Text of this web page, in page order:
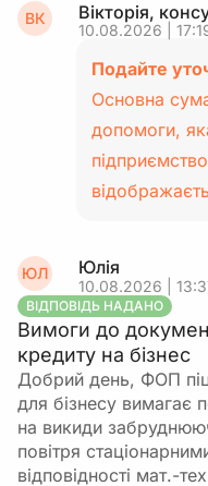
ВК Вікторія,
10.08.2026 |
Подайте
Основна
допомоги,
ЮЛ Юлія
10.08.2026 |
ВІДПОВІДЬ НАДАНО
Вимоги до
кредиту на бізнес
Добрий день, ФОП
для бізнесу вимагає
на викиди
повітря
відповідності мат.-